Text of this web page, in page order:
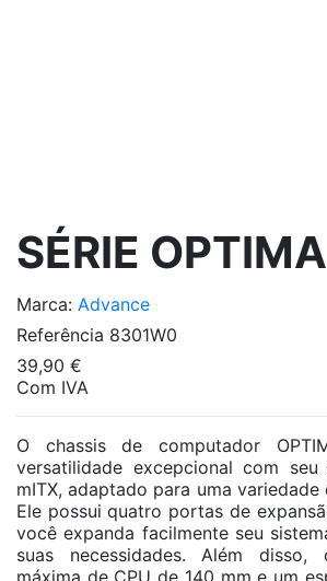
SÉRIE OPTIMA
Marca: Advance
Referência 8301W0
39,90 €
Com IVA
O chassis de computador
versatilidade excepcional com
mITX, adaptado para uma
Ele possui quatro portas de
você expanda facilmente seu
suas necessidades. Além
máxima de CPU de 140 mm e um